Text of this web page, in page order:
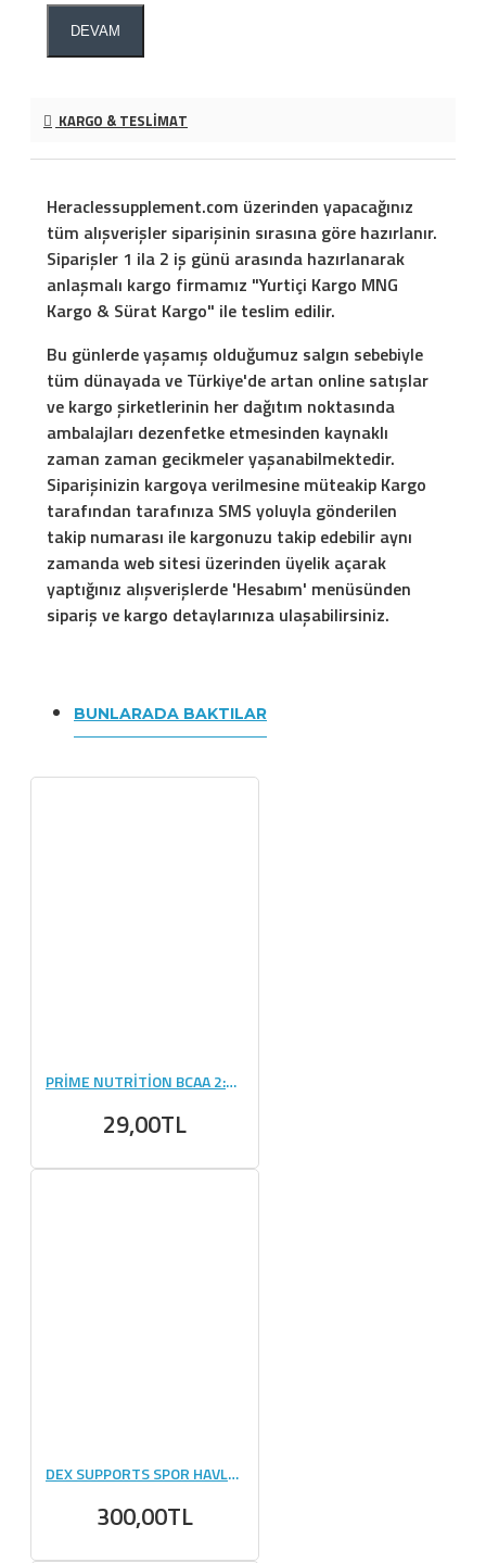
DEVAM
KARGO & TESLIMAT
Heraclessupplement.com üzerinden yapacağınız
tüm alışverişler siparişinin sırasına göre hazırlanır.
Siparişler 1 ila 2 iş günü arasında hazırlanarak
anlaşmalı kargo firmamız "Yurtiçi Kargo MNG
Kargo & Sürat Kargo" ile teslim edilir.
Bu günlerde yaşamış olduğumuz salgın sebebiyle
tüm dünayada ve Türkiye'de artan online satışlar
ve kargo şirketlerinin her dağıtım noktasında
ambalajları dezenfetke etmesinden kaynaklı
zaman zaman gecikmeler yaşanabilmektedir.
Siparişinizin kargoya verilmesine müteakip Kargo
tarafından tarafınıza SMS yoluyla gönderilen
takip numarası ile kargonuzu takip edebilir aynı
zamanda web sitesi üzerinden üyelik açarak
yaptığınız alışverişlerde 'Hesabım' menüsünden
sipariş ve kargo detaylarınıza ulaşabilirsiniz.
BUNLARADA BAKTILAR
PRİME NUTRİTİON BCAA 2:1:1 240 GR (10 GR) - 1 ADET
29,00TL
DEX SUPPORTS SPOR HAVLUSU 50X90 CM
300,00TL